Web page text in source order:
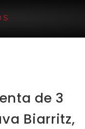
de 3
Biarritz,